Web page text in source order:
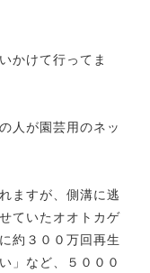
かけて行ってま
人が園芸用のネッ
ますが、側溝に逃
ていたオオトカゲ
約３００万回再生
」など、５０００